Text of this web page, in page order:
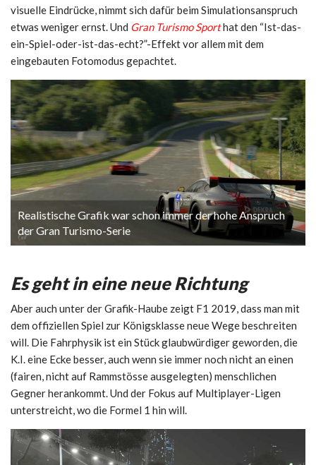
visuelle Eindrücke, nimmt sich dafür beim Simulationsanspruch
etwas weniger ernst. Und Gran Turismo Sporthat den “Ist-das-
ein-Spiel-oder-ist-das-echt?”-Effekt vor allem mit dem
eingebauten Fotomodus gepachtet.
Realistische Grafik war schon immer der hohe Anspruch
der Gran Turismo-Serie
Es geht in eine neue Richtung
Aber auch unter der Grafik-Haube zeigt F1 2019, dass man mit
dem offiziellen Spiel zur Königsklasse neue Wege beschreiten
will. Die Fahrphysik ist ein Stück glaubwürdiger geworden, die
K.I. eine Ecke besser, auch wenn sie immer noch nicht an einen
(fairen, nicht auf Rammstösse ausgelegten) menschlichen
Gegner herankommt. Und der Fokus auf Multiplayer-Ligen
unterstreicht, wo die Formel 1 hin will.